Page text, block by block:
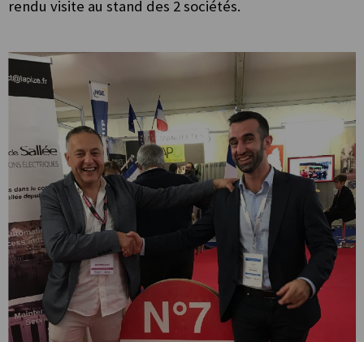
rendu visite au stand des 2 sociétés.